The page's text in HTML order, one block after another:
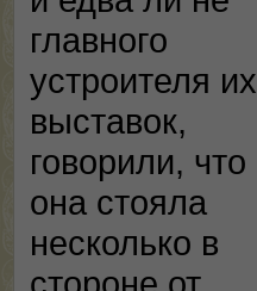
главного
устроителя их
выставок,
говорили, что
она стояла
несколько в